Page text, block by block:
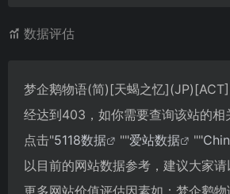
数据评估
梦企鹅物语(简)[天蝎之忆
经达到403，如你需要查询该站的相
点击"5118数据 ""爱站数据 ""
以目前的网站数据参考，建议大家请
更多网站价值评估因素如：梦企鹅